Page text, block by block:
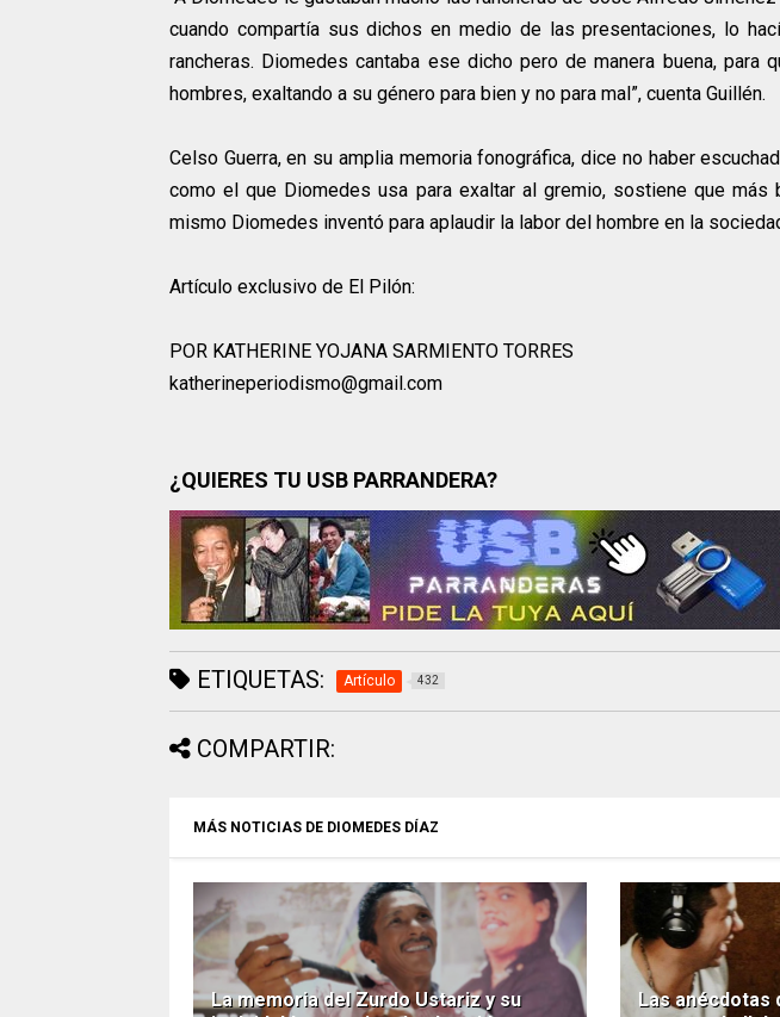
cuando compartía sus dichos en medio de las presentaciones, lo
rancheras. Diomedes cantaba ese dicho pero de manera buena, para
hombres, exaltando a su género para bien y no para mal”, cuenta Guillén.
Celso Guerra, en su amplia memoria fonográfica, dice no haber
como el que Diomedes usa para exaltar al gremio, sostiene que
mismo Diomedes inventó para aplaudir la labor del hombre en la
Artículo exclusivo de El Pilón:
POR KATHERINE YOJANA SARMIENTO TORRES
katherineperiodismo@gmail.com
¿QUIERES TU USB PARRANDERA?
ETIQUETAS: Artículo 432
COMPARTIR:
MÁS NOTICIAS DE DIOMEDES DÍAZ
La memoria del Zurdo Ustariz y su
Las anécdotas